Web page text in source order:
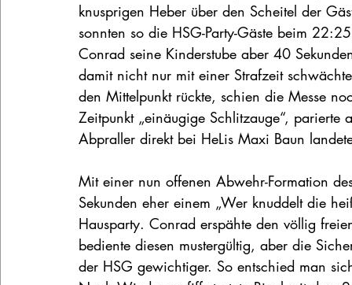
knusprigen Heber über den Scheitel der
sonnten so die HSG-Party-Gäste beim
Conrad seine Kinderstube aber 40
damit nicht nur mit einer Strafzeit
den Mittelpunkt rückte, schien die Messe
Zeitpunkt „einäugige Schlitzauge“,
Abpraller direkt bei HeLis Maxi Baun
Mit einer nun offenen Abwehr-Formation
Sekunden eher einem „Wer knuddelt die
Hausparty. Conrad erspähte den völlig
bediente diesen mustergültig, aber die
der HSG gewichtiger. So entschied man